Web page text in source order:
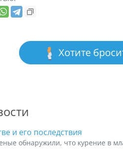
Хотите
и его последствия
обнаружили, что курение в